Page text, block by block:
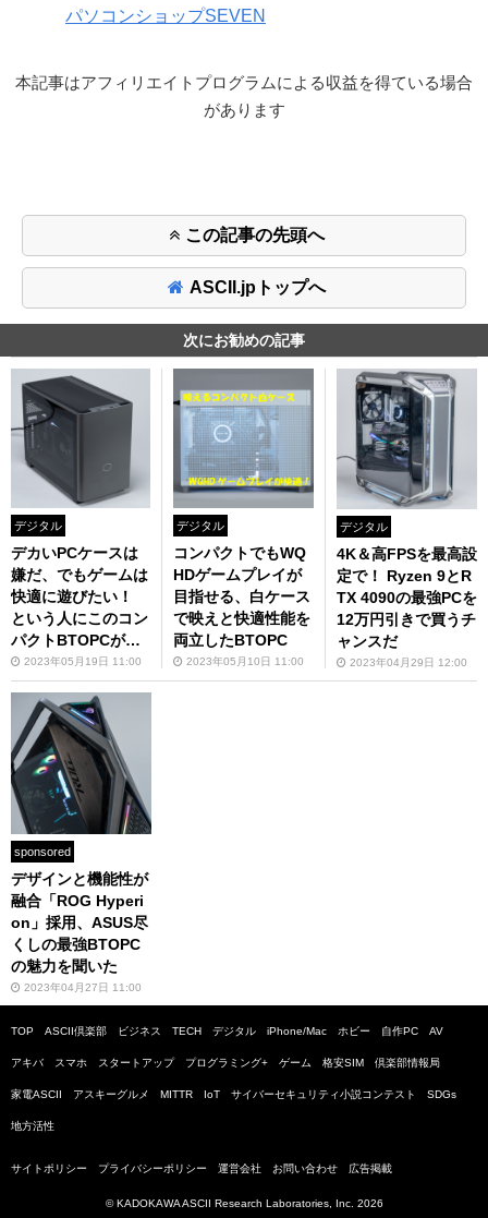
パソコンショップSEVEN
本記事はアフィリエイトプログラムによる収益を得ている場合
があります
この記事の先頭へ
ASCII.jpトップへ
次にお勧めの記事
デジタル
デカいPCケースは
嫌だ、でもゲームは
快適に遊びたい！
という人にこのコン
パクトBTOPCが最
適！2023年05月19日 11:00
デジタル
コンパクトでもWQ
HDゲームプレイが
目指せる、白ケース
で映えと快適性能を
両立したBTOPC
2023年05月10日 11:00
デジタル
4K＆高FPSを最高設
定で！ Ryzen 9とR
TX 4090の最強PCを
12万円引きで買うチ
ャンスだ
2023年04月29日 12:00
sponsored
デザインと機能性が
融合「ROG Hyperi
on」採用、ASUS尽
くしの最強BTOPC
の魅力を聞いた
2023年04月27日 11:00
TOP ASCII倶楽部 ビジネス TECH デジタル iPhone/Mac ホビー 自作PC AV
アキバ スマホ スタートアップ プログラミング+ ゲーム 格安SIM 倶楽部情報局
家電ASCII アスキーグルメ MITTR IoT サイバーセキュリティ小説コンテスト SDGs
地方活性
サイトポリシー プライバシーポリシー 運営会社 お問い合わせ 広告掲載
© KADOKAWA ASCII Research Laboratories, Inc. 2026